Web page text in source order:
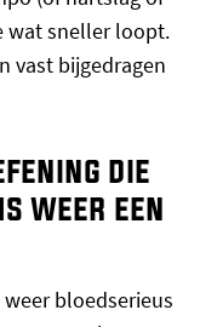
wat sneller loopt.
vast bijgedragen
die
weer een
bloedserieus